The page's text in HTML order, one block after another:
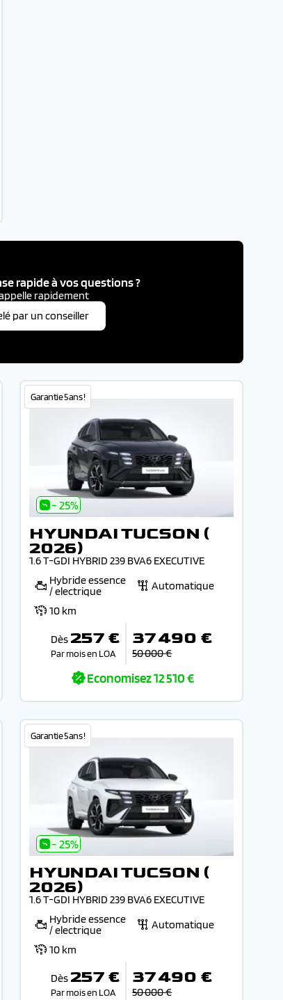
rapide à vos questions ?
rapidement
par un conseiller
Garantie 5 ans !
- 25%
HYUNDAI TUCSON (
2026)
1.6 T-GDI HYBRID 239 BVA6 EXECUTIVE
Hybride essence
/ electrique
Automatique
10 km
Dès 257 €
Par mois en LOA
37 490 €
50 000 €
Economisez12 510 €
Garantie 5 ans !
- 25%
HYUNDAI TUCSON (
2026)
1.6 T-GDI HYBRID 239 BVA6 EXECUTIVE
Hybride essence
/ electrique
Automatique
10 km
Dès 257 €
Par mois en LOA
37 490 €
50 000 €